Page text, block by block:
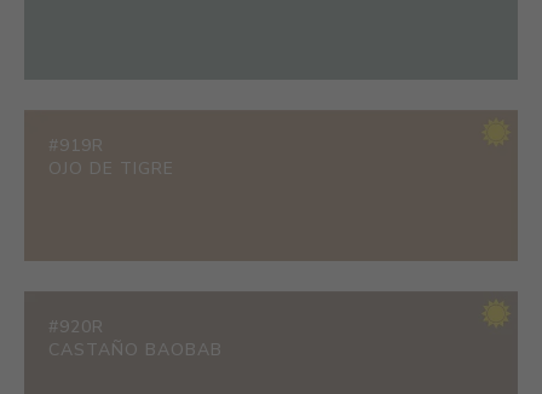
#919R
OJO DE TIGRE
#920R
CASTAÑO BAOBAB